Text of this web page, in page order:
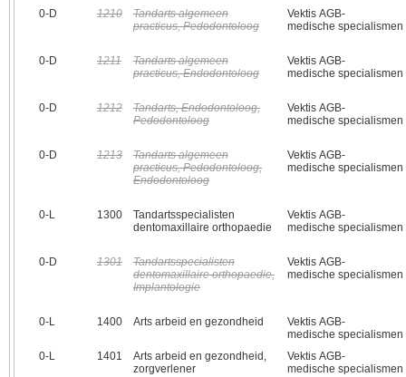
0‑D
1210
Tandarts algemeen
practicus, Pedodontoloog
Vektis AGB-
medische specialismen
0‑D 1211
Tandarts algemeen
practicus, Endodontoloog
Vektis AGB-
medische specialismen
0‑D 1212
Tandarts, Endodontoloog,
Pedodontoloog
Vektis AGB-
medische specialismen
0‑D 1213
Tandarts algemeen
practicus, Pedodontoloog,
Endodontoloog
Vektis AGB-
medische specialismen
0‑L 1300
Tandartsspecialisten
dentomaxillaire orthopaedie
Vektis AGB-
medische specialismen
0‑D 1301
Tandartsspecialisten
dentomaxillaire orthopaedie,
Implantologie
Vektis AGB-
medische specialismen
0‑L 1400 Arts arbeid en gezondheid
Vektis AGB-
medische specialismen
0‑L
1401
Arts arbeid en gezondheid,
zorgverlener
Vektis AGB-
medische specialismen